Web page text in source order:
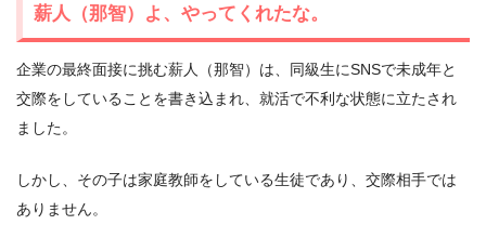
薪人（那智）よ、やってくれたな。
企業の最終面接に挑む薪人（那智）は、同級生にSNSで未成年と
交際をしていることを書き込まれ、就活で不利な状態に立たされ
ました。
しかし、その子は家庭教師をしている生徒であり、交際相手では
ありません。